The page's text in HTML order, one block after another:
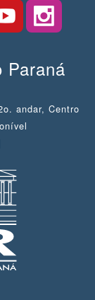
Paraná
andar, Centro